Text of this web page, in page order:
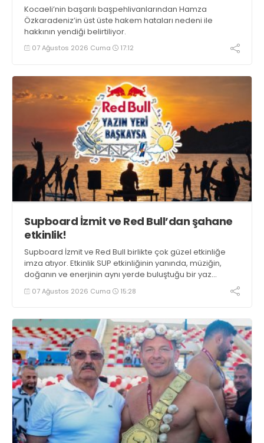
Kocaeli’nin başarılı başpehlivanlarından Hamza
Özkaradeniz’in üst üste hakem hataları nedeni ile
hakkının yendiği belirtiliyor.
07 Ağustos 2026 Cuma 17:12
Supboard İzmit ve Red Bull’dan şahane
etkinlik!
Supboard İzmit ve Red Bull birlikte çok güzel etkinliğe
imza atıyor. Etkinlik SUP etkinliğinin yanında, müziğin,
doğanın ve enerjinin aynı yerde buluştuğu bir yaz
deneyimini de buluşturuyor.
07 Ağustos 2026 Cuma 15:28